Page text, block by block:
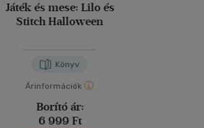
Játék és mese: Lilo és
Stitch Halloween
Könyv
Árinformációk
Borító ár:
6 999 Ft